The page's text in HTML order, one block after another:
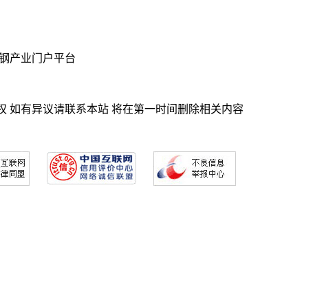
产业门户平台
如有异议请联系本站 将在第一时间删除相关内容